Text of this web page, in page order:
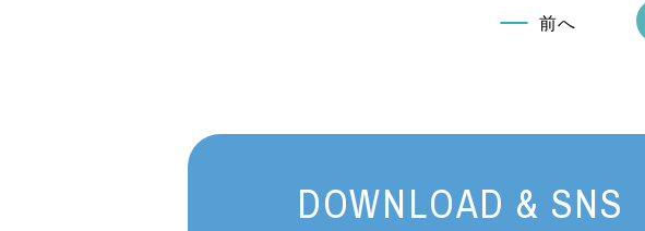
前へ
DOWNLOAD & SNS